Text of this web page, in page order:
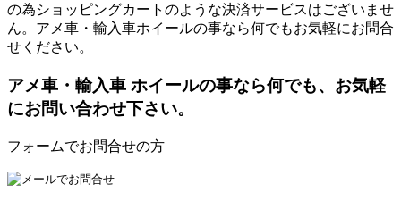
の為ショッピングカートのような決済サービスはございませ
ん。アメ車・輸入車ホイールの事なら何でもお気軽にお問合
せください。
アメ車・輸入車 ホイールの事なら何でも、お気軽
にお問い合わせ下さい。
フォームでお問合せの方